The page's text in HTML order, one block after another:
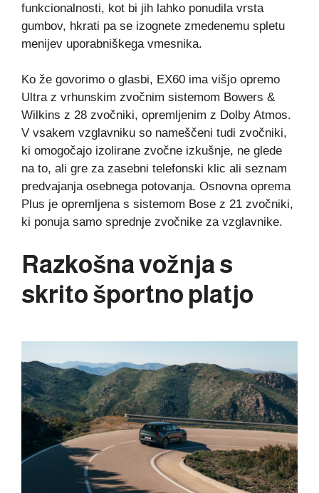
funkcionalnosti, kot bi jih lahko ponudila vrsta
gumbov, hkrati pa se izognete zmedenemu spletu
menijev uporabniškega vmesnika.
Ko že govorimo o glasbi, EX60 ima višjo opremo
Ultra z vrhunskim zvočnim sistemom Bowers &
Wilkins z 28 zvočniki, opremljenim z Dolby Atmos.
V vsakem vzglavniku so nameščeni tudi zvočniki,
ki omogočajo izolirane zvočne izkušnje, ne glede
na to, ali gre za zasebni telefonski klic ali seznam
predvajanja osebnega potovanja. Osnovna oprema
Plus je opremljena s sistemom Bose z 21 zvočniki,
ki ponuja samo sprednje zvočnike za vzglavnike.
Razkošna vožnja s
skrito športno platjo